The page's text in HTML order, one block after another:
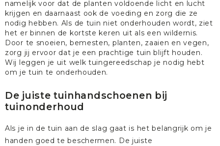
namelijk voor dat de planten voldoende licht en lucht
krijgen en daarnaast ook de voeding en zorg die ze
nodig hebben. Als de tuin niet onderhouden wordt, ziet
het er binnen de kortste keren uit als een wildernis.
Door te snoeien, bemesten, planten, zaaien en vegen,
zorg jij ervoor dat je een prachtige tuin blijft houden.
Wij leggen je uit welk tuingereedschap je nodig hebt
om je tuin te onderhouden.
De juiste tuinhandschoenen bij
tuinonderhoud
Als je in de tuin aan de slag gaat is het belangrijk om je
handen goed te beschermen. De juiste